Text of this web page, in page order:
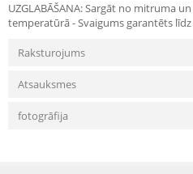
UZGLABĀŠANA: Sargāt no mitruma
temperatūrā - Svaigums garantēts
Raksturojums
Atsauksmes
fotogrāfija